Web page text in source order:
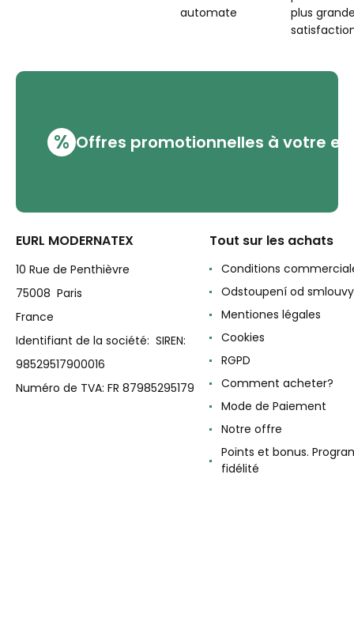
automate
plus
% Offres promotionnelles à votre
EURL MODERNATEX
10 Rue de Penthièvre
75008 Paris
France
Identifiant de la société: SIREN:
98529517900016
Numéro de TVA: FR 87985295179
Tout sur les achats
Conditions
Odstoupení od smlouvy
Mentiones légales
Cookies
RGPD
Comment acheter?
Mode de Paiement
Notre offre
Points et bonus.
fidélité